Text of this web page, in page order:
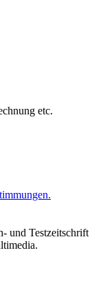
und Testzeitschrift